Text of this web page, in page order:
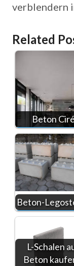
verblendern
Related
Beton Ciré
Beton-
L-Schalen
Beton